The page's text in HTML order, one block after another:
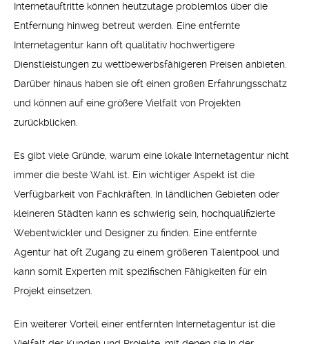
Internetauftritte können heutzutage problemlos über die
Entfernung hinweg betreut werden. Eine entfernte
Internetagentur kann oft qualitativ hochwertigere
Dienstleistungen zu wettbewerbsfähigeren Preisen anbieten.
Darüber hinaus haben sie oft einen großen Erfahrungsschatz
und können auf eine größere Vielfalt von Projekten
zurückblicken.
Es gibt viele Gründe, warum eine lokale Internetagentur nicht
immer die beste Wahl ist. Ein wichtiger Aspekt ist die
Verfügbarkeit von Fachkräften. In ländlichen Gebieten oder
kleineren Städten kann es schwierig sein, hochqualifizierte
Webentwickler und Designer zu finden. Eine entfernte
Agentur hat oft Zugang zu einem größeren Talentpool und
kann somit Experten mit spezifischen Fähigkeiten für ein
Projekt einsetzen.
Ein weiterer Vorteil einer entfernten Internetagentur ist die